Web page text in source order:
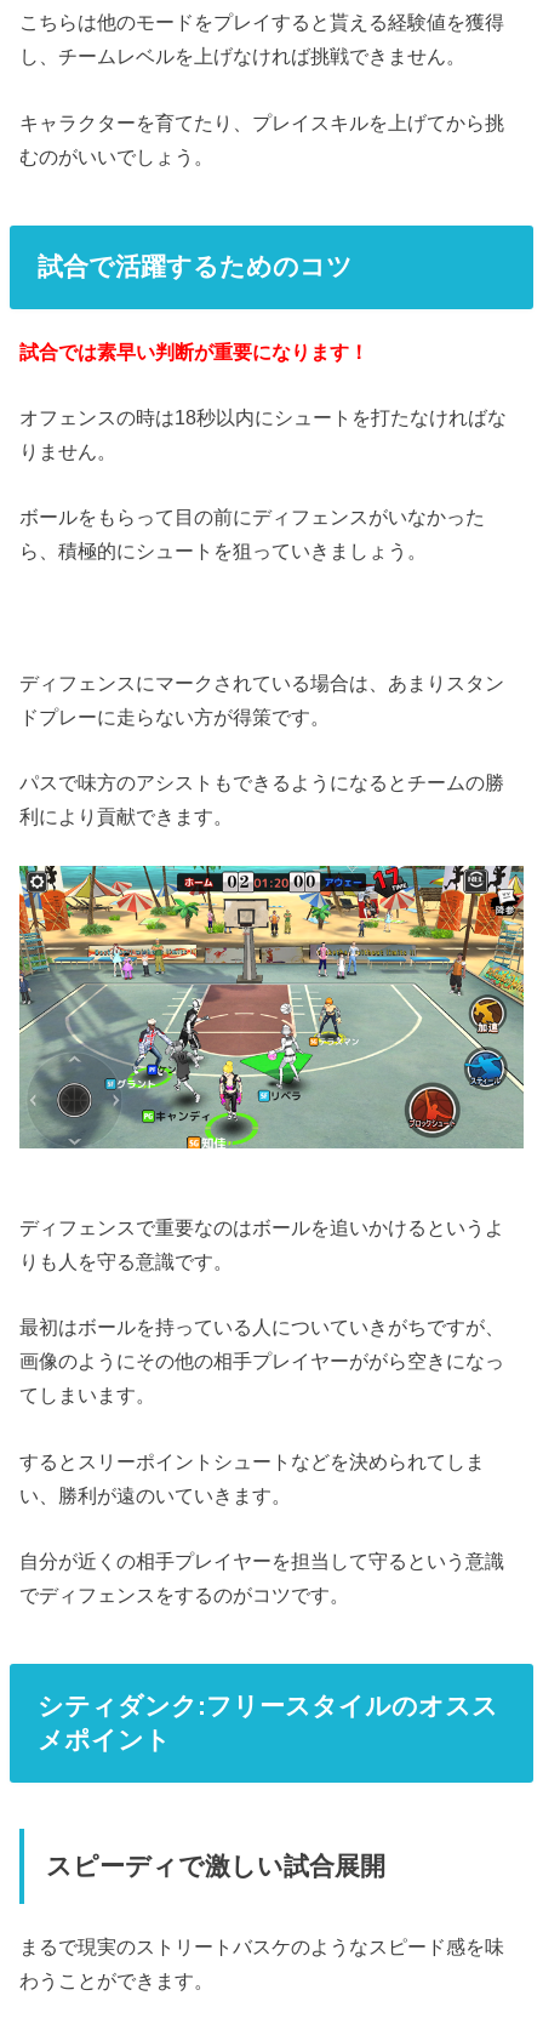
こちらは他のモードをプレイすると貰える経験値を獲得
し、チームレベルを上げなければ挑戦できません。
キャラクターを育てたり、プレイスキルを上げてから挑
むのがいいでしょう。
試合で活躍するためのコツ
試合では素早い判断が重要になります！
オフェンスの時は18秒以内にシュートを打たなければな
りません。
ボールをもらって目の前にディフェンスがいなかった
ら、積極的にシュートを狙っていきましょう。
ディフェンスにマークされている場合は、あまりスタン
ドプレーに走らない方が得策です。
パスで味方のアシストもできるようになるとチームの勝
利により貢献できます。
ディフェンスで重要なのはボールを追いかけるというよ
りも人を守る意識です。
最初はボールを持っている人についていきがちですが、
画像のようにその他の相手プレイヤーががら空きになっ
てしまいます。
するとスリーポイントシュートなどを決められてしま
い、勝利が遠のいていきます。
自分が近くの相手プレイヤーを担当して守るという意識
でディフェンスをするのがコツです。
シティダンク:フリースタイルのオスス
メポイント
スピーディで激しい試合展開
まるで現実のストリートバスケのようなスピード感を味
わうことができます。